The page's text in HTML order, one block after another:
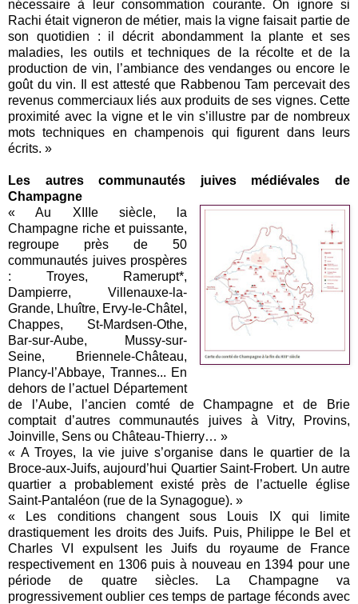
nécessaire à leur consommation courante. On ignore si
Rachi était vigneron de métier, mais la vigne faisait partie de
son quotidien : il décrit abondamment la plante et ses
maladies, les outils et techniques de la récolte et de la
production de vin, l’ambiance des vendanges ou encore le
goût du vin. Il est attesté que Rabbenou Tam percevait des
revenus commerciaux liés aux produits de ses vignes. Cette
proximité avec la vigne et le vin s’illustre par de nombreux
mots techniques en champenois qui figurent dans leurs
écrits. »
Les autres communautés juives médiévales de
Champagne
« Au XIIIe siècle, la
Champagne riche et puissante,
regroupe près de 50
communautés juives prospères
: Troyes, Ramerupt*,
Dampierre, Villenauxe-la-
Grande, Lhuître, Ervy-le-Châtel,
Chappes, St-Mardsen-Othe,
Bar-sur-Aube, Mussy-sur-
Seine, Briennele-Château,
Plancy-l’Abbaye, Trannes... En
dehors de l’actuel Département
de l’Aube, l’ancien comté de Champagne et de Brie
comptait d’autres communautés juives à Vitry, Provins,
Joinville, Sens ou Château-Thierry… »
« A Troyes, la vie juive s’organise dans le quartier de la
Broce-aux-Juifs, aujourd’hui Quartier Saint-Frobert. Un autre
quartier a probablement existé près de l’actuelle église
Saint-Pantaléon (rue de la Synagogue). »
« Les conditions changent sous Louis IX qui limite
drastiquement les droits des Juifs. Puis, Philippe le Bel et
Charles VI expulsent les Juifs du royaume de France
respectivement en 1306 puis à nouveau en 1394 pour une
période de quatre siècles. La Champagne va
progressivement oublier ces temps de partage féconds avec